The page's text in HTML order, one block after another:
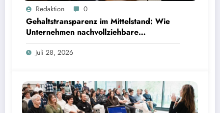
Gehaltstransparenz im Mittelstand: Wie Unternehmen nachvollziehbare Vergütungsmodelle
schaffenRedaktion 0
Gehaltstransparenz im Mittelstand: Wie
Unternehmen nachvollziehbare
Vergütungsmodelle schaffen
Juli 28, 2026